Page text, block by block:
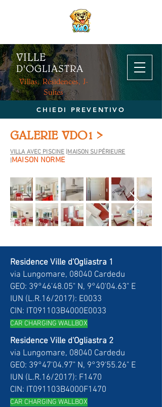
VILLE
D'OGLIASTRA
Villas, Résidences, J-
Suites
CHIEDI PREVENTIVO
GALERIE VDO1 >
VILLA AVEC PISCINE MAISON SUPÉRIEURE
MAISON NORME
Residence Ville d'Ogliastra 1
via Lungomare, 08040 Cardedu
GEO: 39°46'48.05" N, 9°40'04.63" E
IUN (L.R.16/2017): E0033
CIN: IT091103B4000E0033
CAR CHARGING WALLBOX
Residence Ville d'Ogliastra 2
via Lungomare, 08040 Cardedu
GEO: 39°47'04.97" N, 9°39'55.26" E
IUN (L.R.16/2017): F1470
CIN: IT091103B4000F1470
CAR CHARGING WALLBOX